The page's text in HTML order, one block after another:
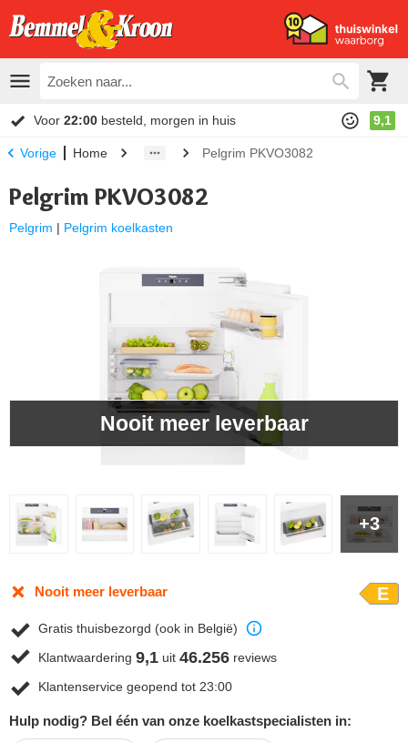
Voor 22:00 besteld, morgen in huis 9,1
Vorige Home Pelgrim PKVO3082
Pelgrim PKVO3082
Pelgrim | Pelgrim koelkasten
+3
Nooit meer leverbaar
Nooit meer leverbaar E
Gratis thuisbezorgd (ook in België)
Klantwaardering 9,1 uit 46.256 reviews
Klantenservice geopend tot 23:00
Hulp nodig? Bel één van onze koelkastspecialisten in: